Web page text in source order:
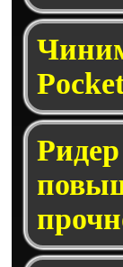
Ридер